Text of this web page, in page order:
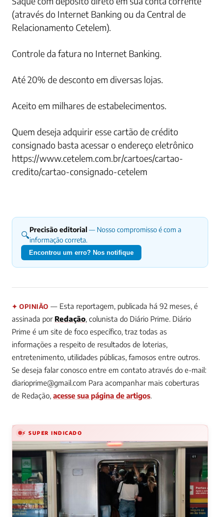
(através do Internet Banking ou da Central de
Relacionamento Cetelem).
Controle da fatura no Internet Banking.
Até 20% de desconto em diversas lojas.
Aceito em milhares de estabelecimentos.
Quem deseja adquirir esse cartão de crédito
consignado basta acessar o endereço eletrônico
https://www.cetelem.com.br/cartoes/cartao-
credito/cartao-consignado-cetelem
🔍Precisão editorial — Nosso compromisso é com a
informação correta.
Encontrou um erro? Nos notifique
✦ OPINIÃO — Esta reportagem, publicada há 92 meses, é
assinada por Redação, colunista do Diário Prime. Diário
Prime é um site de foco específico, traz todas as
informações a respeito de resultados de loterias,
entretenimento, utilidades públicas, famosos entre outros.
Se deseja falar conosco entre em contato através do e-mail:
diarioprime@gmail.com Para acompanhar mais coberturas
de Redação, acesse sua página de artigos.
⚡ SUPER INDICADO